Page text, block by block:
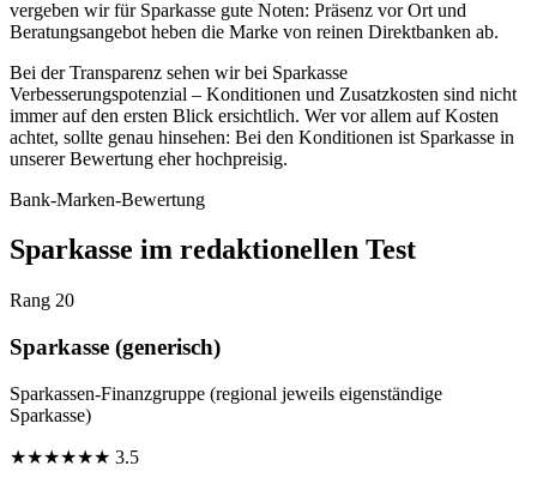
vergeben wir für Sparkasse gute Noten: Präsenz vor Ort und
Beratungsangebot heben die Marke von reinen Direktbanken ab.
Bei der Transparenz sehen wir bei Sparkasse
Verbesserungspotenzial – Konditionen und Zusatzkosten sind nicht
immer auf den ersten Blick ersichtlich. Wer vor allem auf Kosten
achtet, sollte genau hinsehen: Bei den Konditionen ist Sparkasse in
unserer Bewertung eher hochpreisig.
Bank-Marken-Bewertung
Sparkasse im redaktionellen Test
Rang 20
Sparkasse (generisch)
Sparkassen-Finanzgruppe (regional jeweils eigenständige
Sparkasse)
★★★★★★ 3.5